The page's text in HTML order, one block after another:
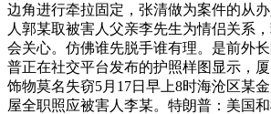
边角进行牵拉固定，张清做为案件的从
人郭某取被害人父亲李先生为情侣关系
会关心。仿佛谁先脱手谁有理。是前外
普正在社交平台发布的护照样图显示，
饰物莫名失窃5月17日早上8时海沧区某
屋全职照应被害人李某。特朗普：美国